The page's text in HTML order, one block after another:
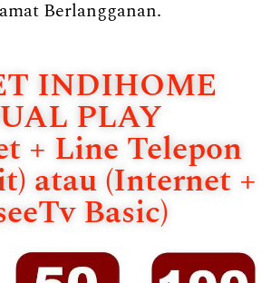
Berlangganan.
INDIHOME
PLAY
+ Line Telepon
atau (Internet +
Basic)